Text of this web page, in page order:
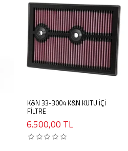
K&N 33-3004 K&N KUTU İÇİ
FİLTRE
6.500,00 TL